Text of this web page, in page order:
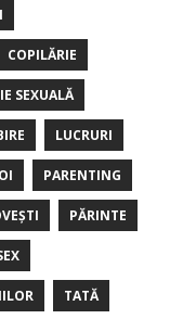
COPILĂRIE
SEXUALĂ
LUCRURI
PARENTING
PĂRINTE
TATĂ